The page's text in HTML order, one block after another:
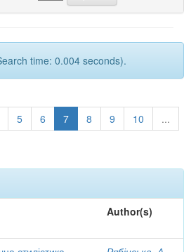
time: 0.004 seconds).
5 6 7 8 9 10
...
Author(s)